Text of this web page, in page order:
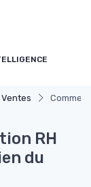
RH
du